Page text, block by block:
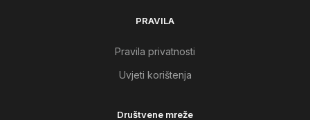
PRAVILA
Pravila privatnosti
Uvjeti korištenja
Društvene mreže